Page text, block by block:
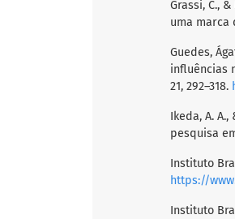
Grassi, C.,
uma marca
Guedes,
influências
21, 292–318.
Ikeda, A.
pesquisa
Instituto
https://
Instituto